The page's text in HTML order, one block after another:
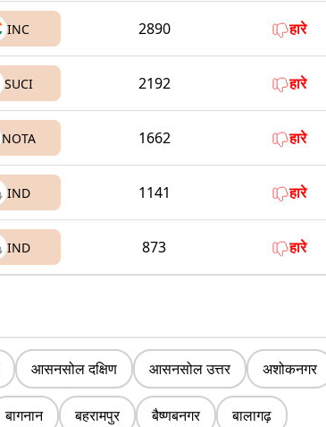
INC 2890 हारे
SUCI 2192 हारे
NOTA 1662 हारे
IND 1141 हारे
IND 873 हारे
आसनसोल दक्षिण आसनसोल उत्तर अशोकनगर
बागनान बहरामपुर बैष्णबनगर बालागढ़